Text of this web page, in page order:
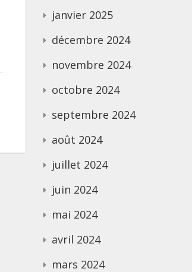
janvier 2025
décembre 2024
novembre 2024
octobre 2024
septembre 2024
août 2024
juillet 2024
juin 2024
mai 2024
avril 2024
mars 2024